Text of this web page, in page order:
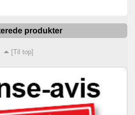
produkter
[Til top]